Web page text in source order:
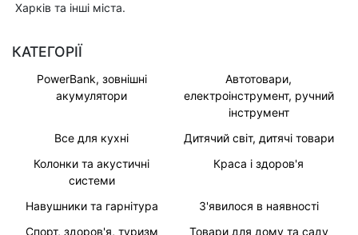
Харків та інші міста.
КАТЕГОРІЇ
PowerBank, зовнішні
акумулятори
Автотовари,
електроінструмент, ручний
інструмент
Все для кухні
Дитячий світ, дитячі товари
Колонки та акустичні
системи
Краса і здоров'я
Навушники та гарнітура
З'явилося в наявності
Спорт, здоров'я, туризм
Товари для дому та саду